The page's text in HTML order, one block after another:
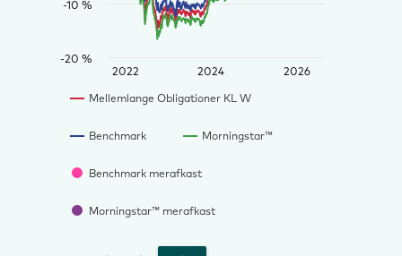
Mellemlange Obligationer KL W
Benchmark Morningstar™
Benchmark merafkast
Morningstar™ merafkast
2022 2024 2026
-20 %
-10 %